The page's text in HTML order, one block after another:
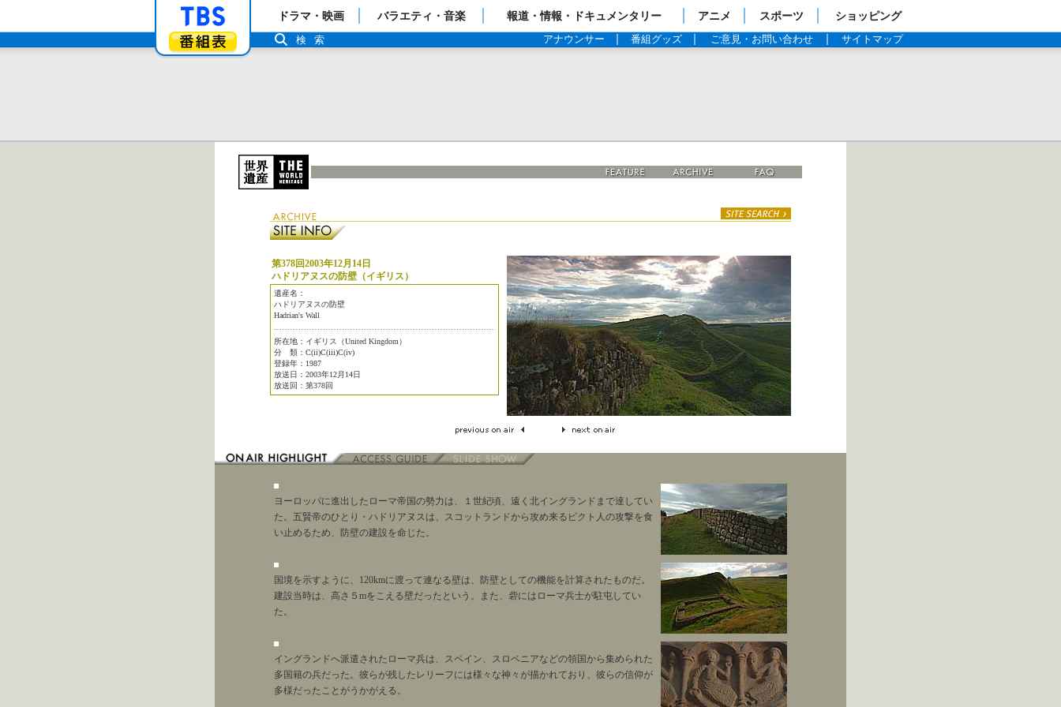
「TBSテレビ」トップページ
番組表
ドラマ・映画 バラエティ・音楽 報道・情報・ドキュメンタリー アニメ スポーツ ショッピング
アナウンサー 番組グッズ ご意見・お問い合わせ サイトマップ
検索
第378回2003年12月14日
ハドリアヌスの防壁（イギリス）
遺産名：
ハドリアヌスの防壁
Hadrian's Wall
所在地：イギリス（United Kingdom）
分 類：C(ii)C(iii)C(iv)
登録年：1987
放送日：2003年12月14日
放送回：第378回
ヨーロッパに進出したローマ帝国の勢力は、１世紀頃、遠く北イングランドまで達してい
た。五賢帝のひとり・ハドリアヌスは、スコットランドから攻め来るピクト人の攻撃を食
い止めるため、防壁の建設を命じた。
国境を示すように、120kmに渡って連なる壁は、防壁としての機能を計算されたものだ。
建設当時は、高さ５mをこえる壁だったという。また、砦にはローマ兵士が駐屯してい
た。
イングランドへ派遣されたローマ兵は、スペイン、スロベニアなどの領国から集められた
多国籍の兵だった。彼らが残したレリーフには様々な神々が描かれており、彼らの信仰が
多様だったことがうかがえる。